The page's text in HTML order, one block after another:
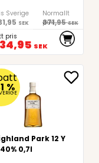
Sverige
SEK
Normallt
pris
371,95 SEK
pris
SEK
%
Park 12 Y
0,7l